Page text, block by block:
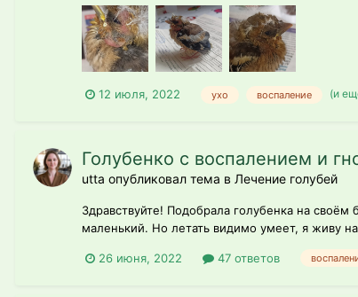
12 июля, 2022 ухо воспаление (и
Голубенко с воспалением и
utta опубликовал тема в Лечение голубей
Здравствуйте! Подобрала голубенка на
маленький. Но летать видимо умеет, я живу
26 июня, 2022 47 ответов